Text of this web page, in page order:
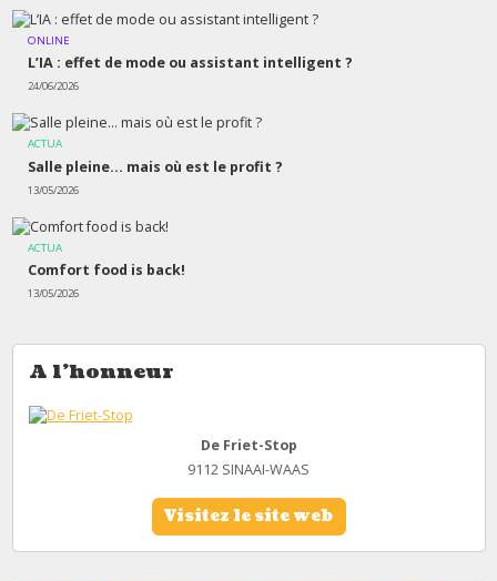
ONLINE
L’IA : effet de mode ou assistant intelligent ?
24/06/2026
ACTUA
Salle pleine… mais où est le profit ?
13/05/2026
ACTUA
Comfort food is back!
13/05/2026
A l'honneur
De Friet-Stop
9112 SINAAI-WAAS
Visitez le site web